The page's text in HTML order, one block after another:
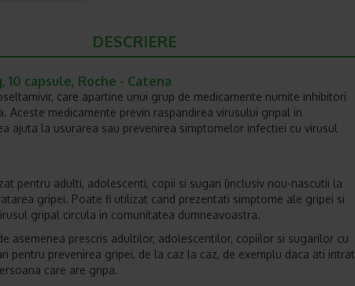
DESCRIERE
10 capsule, Roche - Catena
care apartine unui grup de medicamente numite inhibitori
Aceste medicamente previn raspandirea virusului gripal in
ajuta la usurarea sau prevenirea simptomelor infectiei cu virusul
pentru adulti, adolescenti, copii si sugari (inclusiv nou-nascutii la
gripei. Poate fi utilizat cand prezentati simptome ale gripei si
gripal circula in comunitatea dumneavoastra.
asemenea prescris adultilor, adolescentilor, copiilor si sugarilor cu
pentru prevenirea gripei, de la caz la caz, de exemplu daca ati intrat
care are gripa.